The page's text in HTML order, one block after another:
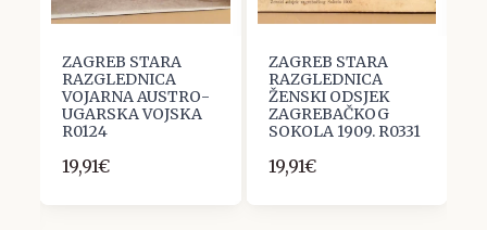
ZAGREB STARA
RAZGLEDNICA
VOJARNA AUSTRO-
UGARSKA VOJSKA
R0124
19,91€
ZAGREB STARA
RAZGLEDNICA
ŽENSKI ODSJEK
ZAGREBAČKOG
SOKOLA 1909. R0331
19,91€